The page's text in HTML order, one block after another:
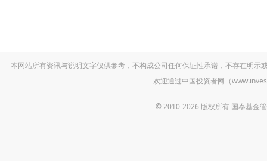
本网站所有资讯与说明文字仅供参考，不构成公司任何保证性承诺，不存在明
欢迎通过中国投资者网（
© 2010-2026 版权所有 国泰基金